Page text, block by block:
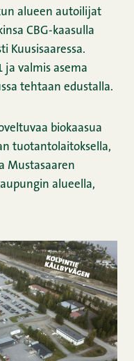
alueen autoilijat
CBG-kaasulla
Kuusisaaressa.
ja valmis asema
tehtaan edustalla.
biokaasua
tuotantolaitoksella,
Mustasaaren
alueella,